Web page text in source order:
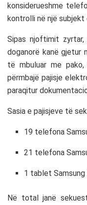
konsiderueshme
kontrolli në një subjekt
Sipas njoftimit
doganorë kanë gjetur
të mbuluar me
përmbajë pajisje
paraqitur
Sasia e pajisjeve të
19 telefona
21 telefona
1 tablet Samsung
Në total janë